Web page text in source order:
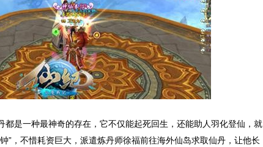
都是一种最神奇的存在，它不仅能起死回生，还能助人羽化登仙，就
”，不惜耗资巨大，派遣炼丹师徐福前往海外仙岛求取仙丹，让他长